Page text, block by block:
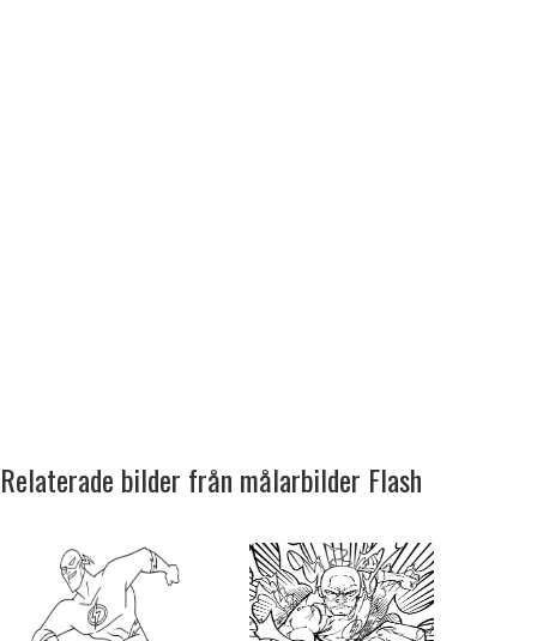
Relaterade bilder från målarbilder Flash